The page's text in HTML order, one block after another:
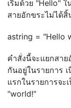
เริ่มด้วย "Hello"
สายอักขระไม่ได้
astring = "Hello
คำสั่งนี้จะแยกสา
กันอยู่ในรายการ
แรกในรายการจะ
"world!"